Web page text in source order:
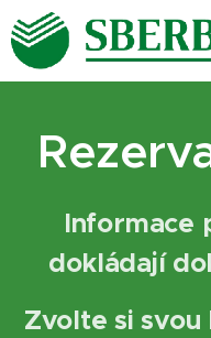
Informace
dokládají
Zvolte si